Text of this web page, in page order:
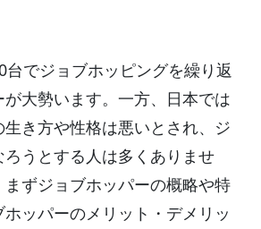
台でジョブホッピングを繰り返
大勢います。一方、日本では
き方や性格は悪いとされ、ジ
ろうとする人は多くありませ
ずジョブホッパーの概略や特
ッパーのメリット・デメリッ